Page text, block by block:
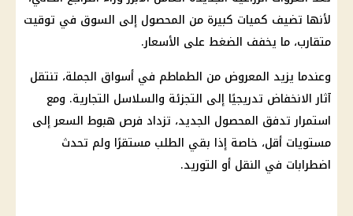
لأنها تضيف كميات كبيرة من المحصول إلى السوق في توقيت
متقارب، ما يخفف الضغط على الأسعار.
وعندما يزيد المعروض من الطماطم في أسواق الجملة، تنتقل
آثار الانخفاض تدريجيًا إلى التجزئة والسلاسل التجارية. ومع
استمرار تدفق المحصول الجديد، تزداد فرص هبوط السعر إلى
مستويات أقل، خاصة إذا بقي الطلب مستقرًا ولم تحدث
اضطرابات في النقل أو التوريد.